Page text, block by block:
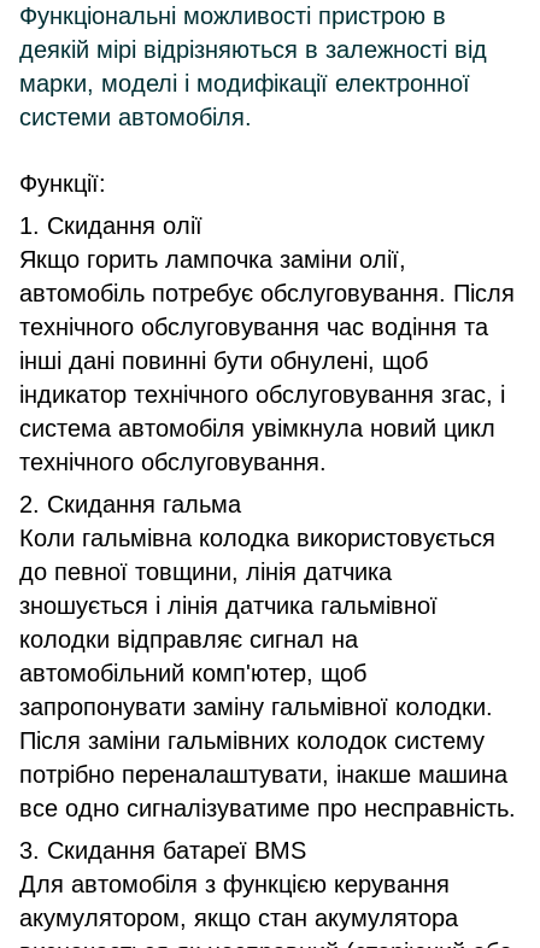
Функціональні можливості пристрою в
деякій мірі відрізняються в залежності від
марки, моделі і модифікації електронної
системи автомобіля.
Функції:
1. Скидання олії
Якщо горить лампочка заміни олії,
автомобіль потребує обслуговування. Після
технічного обслуговування час водіння та
інші дані повинні бути обнулені, щоб
індикатор технічного обслуговування згас, і
система автомобіля увімкнула новий цикл
технічного обслуговування.
2. Скидання гальма
Коли гальмівна колодка використовується
до певної товщини, лінія датчика
зношується і лінія датчика гальмівної
колодки відправляє сигнал на
автомобільний комп'ютер, щоб
запропонувати заміну гальмівної колодки.
Після заміни гальмівних колодок систему
потрібно переналаштувати, інакше машина
все одно сигналізуватиме про несправність.
3. Скидання батареї BMS
Для автомобіля з функцією керування
акумулятором, якщо стан акумулятора